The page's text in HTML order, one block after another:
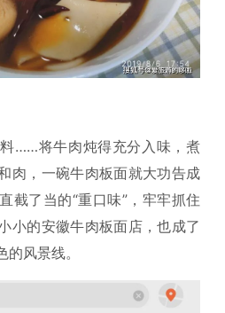
……将牛肉炖得充分入味，煮
肉，一碗牛肉板面就大功告成
截了当的“重口味”，牢牢抓住
小的安徽牛肉板面店，也成了
风景线。